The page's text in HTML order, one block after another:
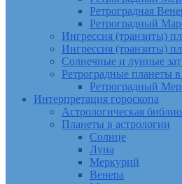
Ретроградная
Ретроградный
Ингрессия (транзиты)
Ингрессия (транзиты)
Солнечные и лунные
Ретроградные планеты
Ретроградный
Интерпретация гороскопа
Астрологическая
Планеты в астрологии
Солнце
Луна
Меркурий
Венера